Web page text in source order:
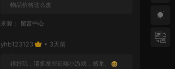
物品价格这么改
来源： 留言中心
yhb123123 • 3天前
很好玩，请多发些前端小游戏，感谢。